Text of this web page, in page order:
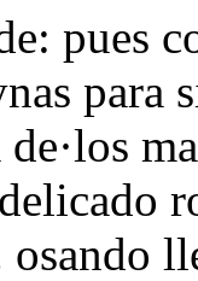
pues
para
de·los
osando